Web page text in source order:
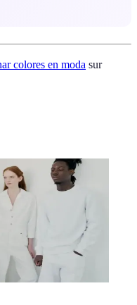
colores en moda sur